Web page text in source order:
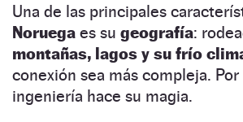
Una de las principales
Noruega es su geografía:
montañas, lagos y su frío
conexión sea más compleja. Por
ingeniería hace su magia.